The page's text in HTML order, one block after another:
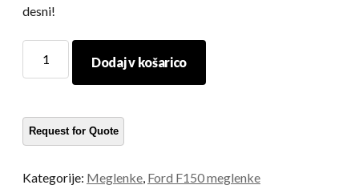
desni!
meglene
Dodaj v košarico
Kategorije: Meglenke Ford F150 meglenke